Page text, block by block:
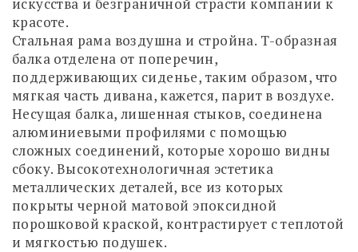
красоте.
Стальная рама воздушна и стройна. Т-образная
балка отделена от поперечин,
поддерживающих сиденье, таким образом, что
мягкая часть дивана, кажется, парит в воздухе.
Несущая балка, лишенная стыков, соединена
алюминиевыми профилями с помощью
сложных соединений, которые хорошо видны
сбоку. Высокотехнологичная эстетика
металлических деталей, все из которых
покрыты черной матовой эпоксидной
порошковой краской, контрастирует с теплотой
и мягкостью подушек.